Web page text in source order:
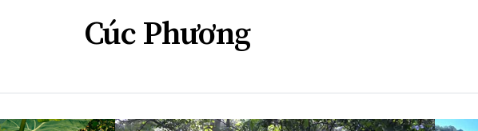
Góc nhìn luật gia
An ninh - Hình sự
Tài chính - Ngân hàng
Kinh tế vĩ mô
Xu hướng thị trường
Tiêu dùng và dư luận
Giao
Cúc Phương